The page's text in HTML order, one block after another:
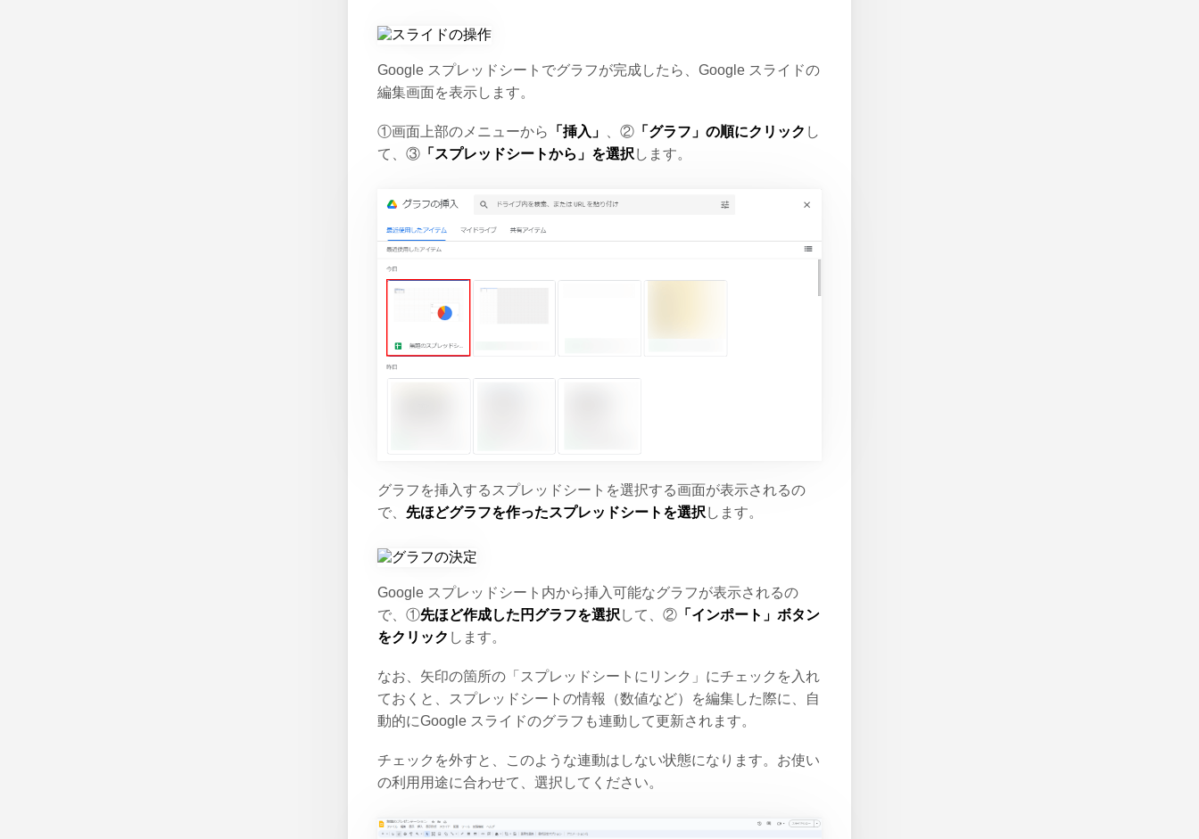
Google スプレッドシートでグラフが完成したら、Google スライドの
編集画面を表示します。
①画面上部のメニューから 「挿入」 、② 「グラフ」の順にクリック し
て、③ 「スプレッドシートから」を選択 します。
グラフを挿入するスプレッドシートを選択する画面が表示されるの
で、先ほどグラフを作ったスプレッドシートを選択 します。
Google スプレッドシート内から挿入可能なグラフが表示されるの
で、①先ほど作成した円グラフを選択 して、② 「インポート」ボタン
をクリック します。
なお、矢印の箇所の「スプレッドシートにリンク」にチェックを入れ
ておくと、スプレッドシートの情報（数値など）を編集した際に、自
動的にGoogle スライドのグラフも連動して更新されます。
チェックを外すと、このような連動はしない状態になります。お使い
の利用用途に合わせて、選択してください。